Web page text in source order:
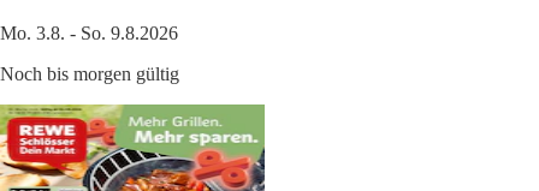
Mo. 3.8. - So. 9.8.2026
Noch bis morgen gültig